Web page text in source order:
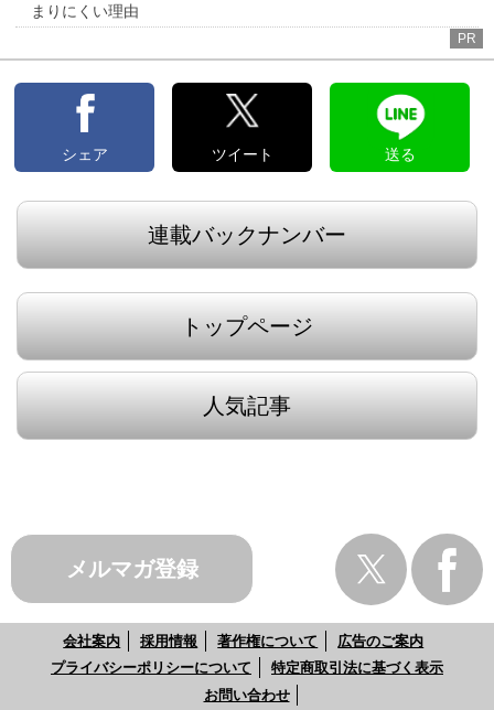
まりにくい理由
PR
シェア ツイート 送る
連載バックナンバー
トップページ
人気記事
メルマガ登録
会社案内 採用情報 著作権について
広告のご案内
プライバシーポリシーについて
特定商取引法に基づく表示
お問い合わせ